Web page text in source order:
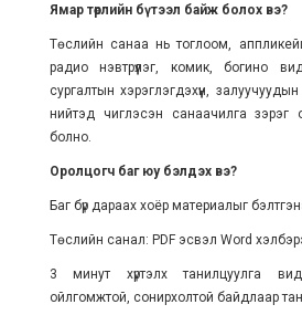
Ямар төрлийн бүтээл байж болох вэ?
Төслийн санаа нь тоглоом,
радио нэвтрүүлэг, комик, богино
сургалтын хэрэглэгдэхүүн,
нийтэд чиглэсэн санаачилга зэрэг
болно.
Оролцогч баг юу бэлдэх вэ?
Баг бүр дараах хоёр материалыг
Төслийн санал: PDF эсвэл Word
3 минут хүртэлх танилцуулга
ойлгомжтой, сонирхолтой байдлаар